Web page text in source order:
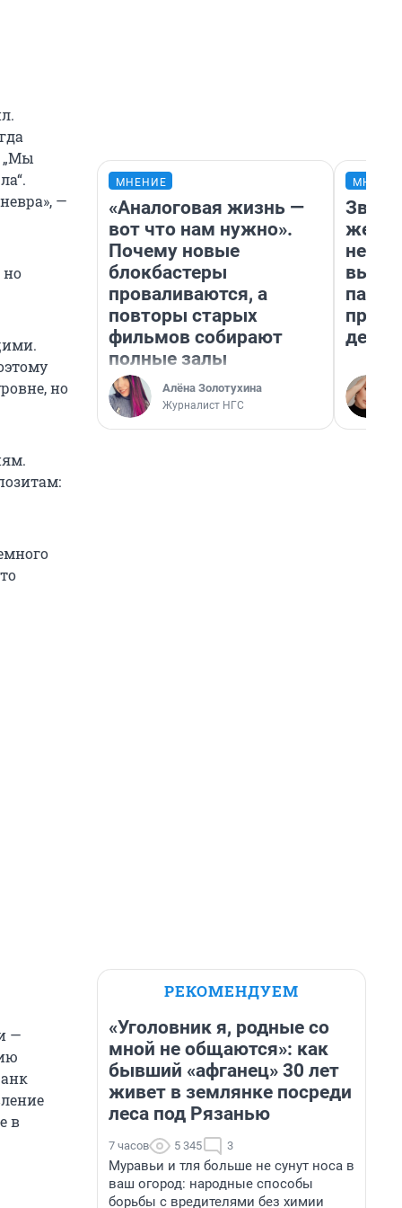
„Мы
—
но
но
—
в
МНЕНИЕ
«Аналоговая жизнь —
вот что нам нужно».
Почему новые
блокбастеры
проваливаются, а
повторы старых
фильмов собирают
полные залы
Алёна Золотухина
Журналист НГС
день
РЕКОМЕНДУЕМ
«Уголовник я, родные со
мной не общаются»: как
бывший «афганец» 30 лет
живет в землянке посреди
леса под Рязанью
7 часов 5 345 3
Муравьи и тля больше не сунут носа в
ваш огород: народные способы
борьбы с вредителями без химии